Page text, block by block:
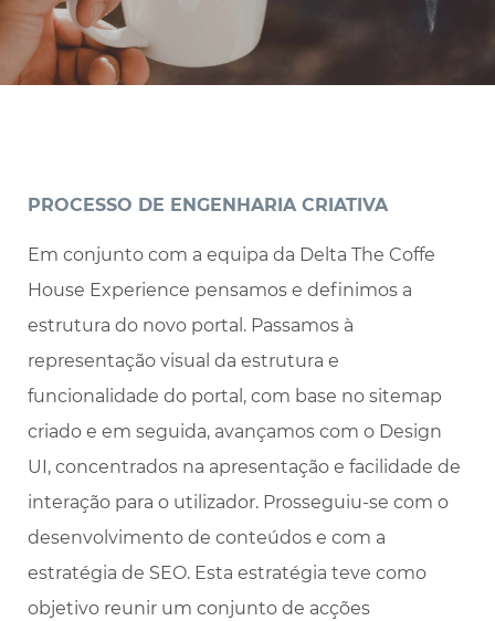
PROCESSO DE ENGENHARIA CRIATIVA
Em conjunto com a equipa da Delta The Coffe
House Experience pensamos e definimos a
estrutura do novo portal. Passamos à
representação visual da estrutura e
funcionalidade do portal, com base no sitemap
criado e em seguida, avançamos com o Design
UI, concentrados na apresentação e facilidade de
interação para o utilizador. Prosseguiu-se com o
desenvolvimento de conteúdos e com a
estratégia de SEO. Esta estratégia teve como
objetivo reunir um conjunto de acções